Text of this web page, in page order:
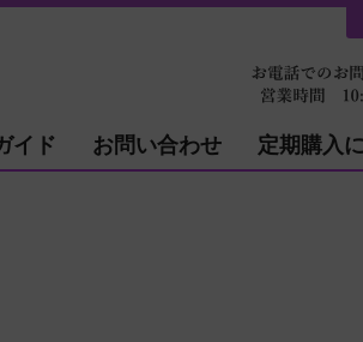
イド お問い合わせ 定期購入